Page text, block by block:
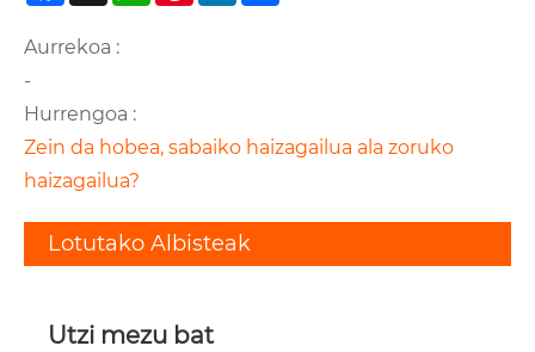
Aurrekoa :
-
Hurrengoa :
Zein da hobea, sabaiko haizagailua ala zoruko
haizagailua?
Lotutako Albisteak
Utzi mezu bat